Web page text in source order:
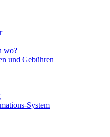
wo?
und Gebühren
System